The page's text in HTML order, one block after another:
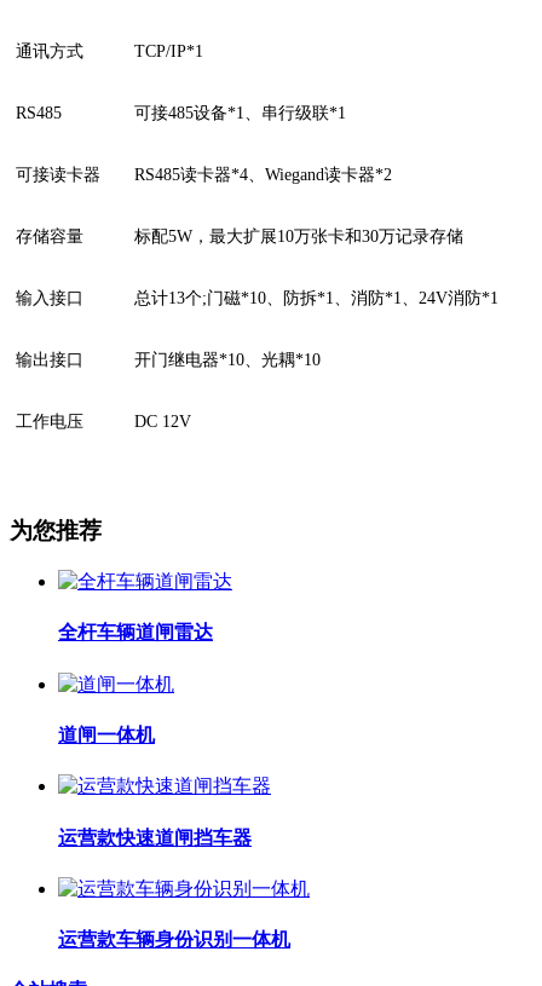
通讯方式 TCP/IP*1
RS485 可接485设备*1、串行级联*1
可接读卡器 RS485读卡器*4、Wiegand读卡器*2
存储容量 标配5W，最大扩展10万张卡和30万记录存储
输入接口 总计13个;门磁*10、防拆*1、消防*1、24V消防*1
输出接口 开门继电器*10、光耦*10
工作电压 DC 12V
为您推荐
全杆车辆道闸雷达
道闸一体机
运营款快速道闸挡车器
运营款车辆身份识别一体机